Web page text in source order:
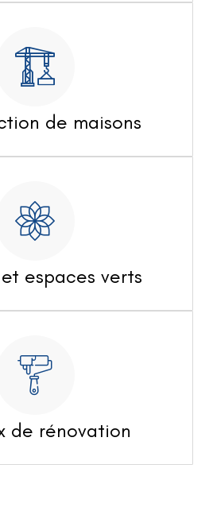
de maisons
espaces verts
de rénovation